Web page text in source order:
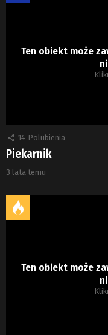
Ten obiekt może
14 Polubienia
Piekarnik
3 lata temu
Ten obiekt może